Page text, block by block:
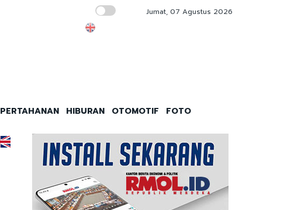
Pemerintah Jajaki Investasi Rusia dan
Jumat, 07 Agustus 2026
PERTAHANAN HIBURAN OTOMOTIF FOTO